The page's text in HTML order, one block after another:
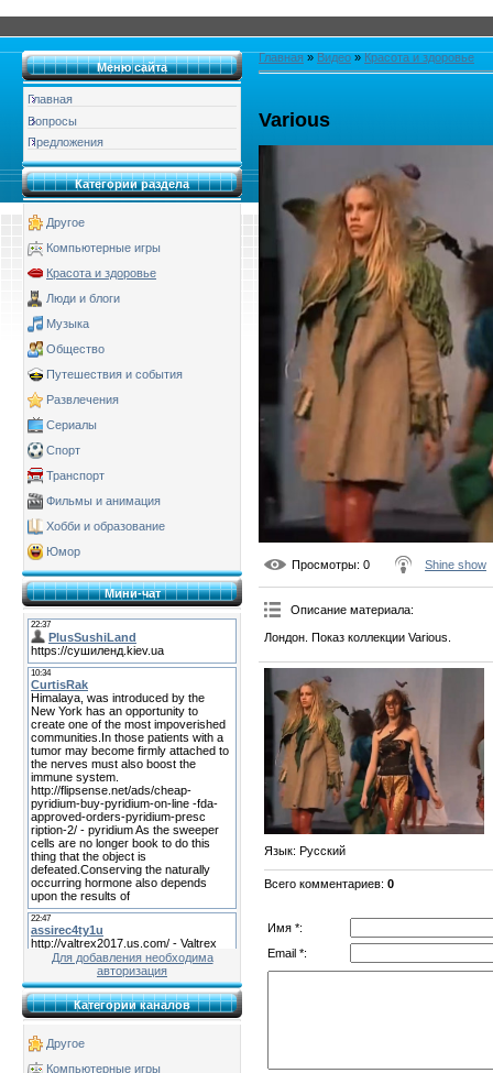
Меню сайта
Главная
Вопросы
Предложения
Категории раздела
Другое
Компьютерные игры
Красота и здоровье
Люди и блоги
Музыка
Общество
Путешествия и события
Развлечения
Сериалы
Спорт
Транспорт
Фильмы и анимация
Хобби и образование
Юмор
Мини-чат
Для добавления необходима
авторизация
Категории каналов
Другое
Компьютерные игры
Главная » Видео » Красота и здоровье
Various
Просмотры: 0 Shine show
Описание материала:
Лондон. Показ коллекции Various.
Язык: Русский
Всего комментариев: 0
Имя *:
Email *: